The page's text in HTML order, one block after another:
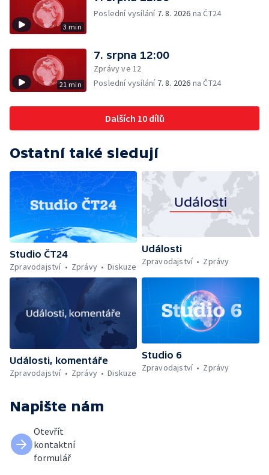
3 min
Poslední vysílání 7. 8. 2026 na ČT24
21 min
7. srpna 12:00
Zprávy ve 12
Poslední vysílání 7. 8. 2026 na ČT24
Dalších 10 dílů
Ostatní také sledují
Studio ČT24
Zpravodajství
Zprávy Diskuze
Události
Zpravodajství
Zprávy
Události, komentáře
Zpravodajství
Zprávy Diskuze
Studio 6
Zpravodajství
Zprávy
Napište nám
Otevřít
kontaktní
formulář